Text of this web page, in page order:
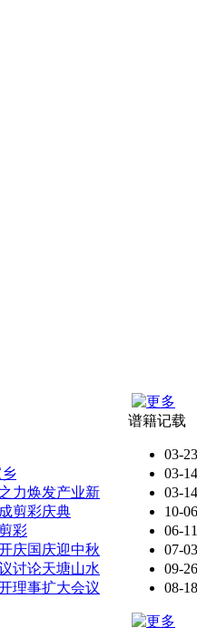
力焕发产业新
剪彩庆典
彩
庆国庆迎中秋
讨论天塘山水
理事扩大会议
谱籍记载
03-23
03-14
03-14
10-06
06-11
07-03
09-26
08-18